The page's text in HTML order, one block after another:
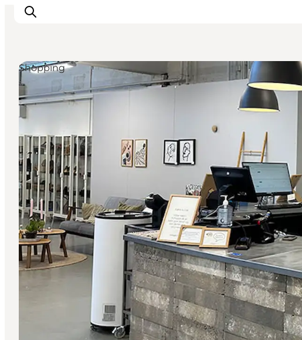
Det sker
Spis, drik og shop
Kunstlandet
Se og oplev
Find vej
Sov godt
Book overnatning
Shopping